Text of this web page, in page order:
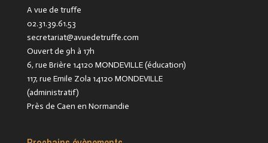
A vue de truffe
02.31.39.61.53
secretariat@avuedetruffe.com
Ouvert de 9h à 17h
6, rue Brière 14120 MONDEVILLE (éducation)
117, rue Emile Zola 14120 MONDEVILLE
(administratif)
Près de Caen en Normandie